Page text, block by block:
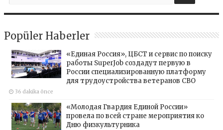
Popüler Haberler
«Единая Россия», ЦБСТ и сервис по поиску
работы SuperJob создадут первую в
России специализированную платформу
для трудоустройства ветеранов СВО
36 dakika önce
«Молодая Гвардия Единой России»
провела по всей стране мероприятия ко
Дню физкультурника